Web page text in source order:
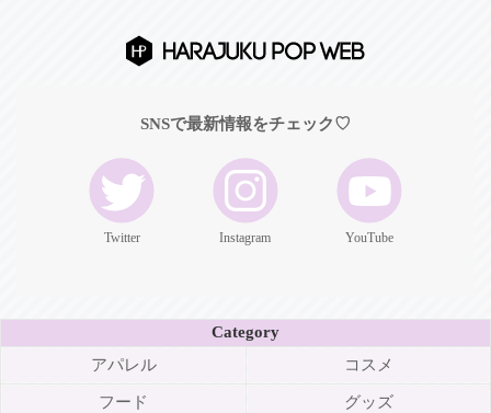
SNSで最新情報をチェック♡
Twitter Instagram YouTube
Category
アパレル
コスメ
フード グッズ